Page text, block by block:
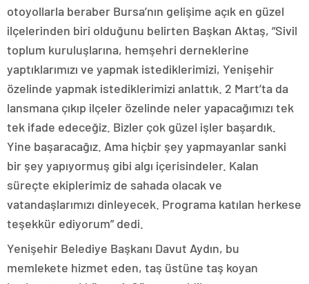
otoyollarla beraber Bursa’nın gelişime açık en güzel
ilçelerinden biri olduğunu belirten Başkan Aktaş, “Sivil
toplum kuruluşlarına, hemşehri derneklerine
yaptıklarımızı ve yapmak istediklerimizi, Yenişehir
özelinde yapmak istediklerimizi anlattık. 2 Mart’ta da
lansmana çıkıp ilçeler özelinde neler yapacağımızı tek
tek ifade edeceğiz. Bizler çok güzel işler başardık.
Yine başaracağız. Ama hiçbir şey yapmayanlar sanki
bir şey yapıyormuş gibi algı içerisindeler. Kalan
süreçte ekiplerimiz de sahada olacak ve
vatandaşlarımızı dinleyecek. Programa katılan herkese
teşekkür ediyorum” dedi.
Yenişehir Belediye Başkanı Davut Aydın, bu
memlekete hizmet eden, taş üstüne taş koyan